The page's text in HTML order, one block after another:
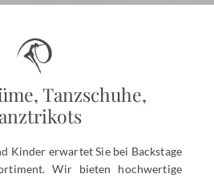
Tanzschuhe,
Kinder erwartet Sie bei Backstage
Wir bieten hochwertige